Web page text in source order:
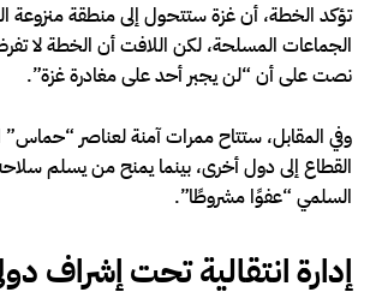
تؤكد الخطة، أن غزة ستتحول إلى منطقة منزوعة
الجماعات المسلحة، لكن اللافت أن الخطة لا
نصت على أن “لن يجبر أحد على مغادرة غزة”.
وفي المقابل، ستتاح ممرات آمنة لعناصر “حماس”
القطاع إلى دول أخرى، بينما يمنح من يسلم
السلمي “عفوًا مشروطًا”.
إدارة انتقالية تحت إشراف